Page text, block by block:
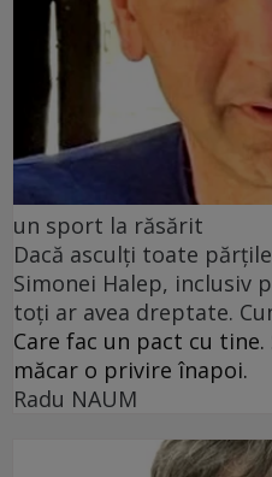
un sport la răsărit
Dacă asculți toate
Simonei Halep, inclusiv
toți ar avea dreptate.
Care fac un pact cu
măcar o privire înapoi.
Radu NAUM